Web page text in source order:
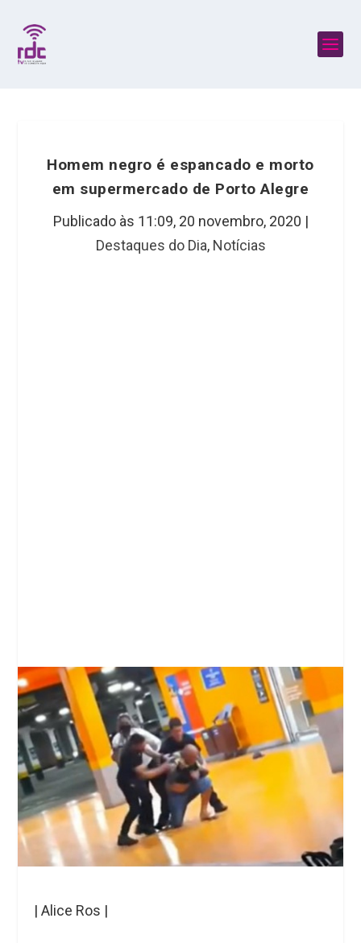
Homem negro é espancado e morto
em supermercado de Porto Alegre
Publicado às 11:09, 20 novembro, 2020 |
Destaques do Dia, Notícias
| Alice Ros |